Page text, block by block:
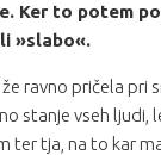
Ker to potem
»slabo«.
že ravno pričela pri
stanje vseh ljudi,
ter tja, na to kar